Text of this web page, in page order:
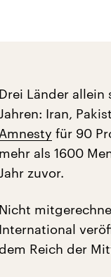
Drei Länder
Iran,
Amnesty für 90
mehr als 1600
zuvor.
Nicht
International
dem Reich der